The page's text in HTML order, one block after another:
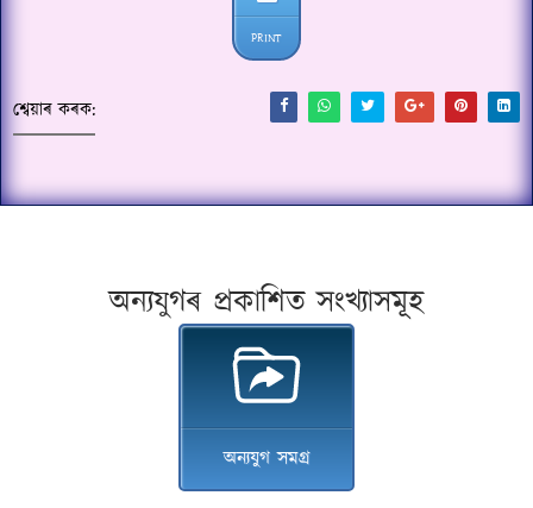
PRINT
শ্বেয়াৰ কৰক:
অন্যযুগৰ প্ৰকাশিত সংখ্যাসমূহ
অন্যযুগ সমগ্ৰ